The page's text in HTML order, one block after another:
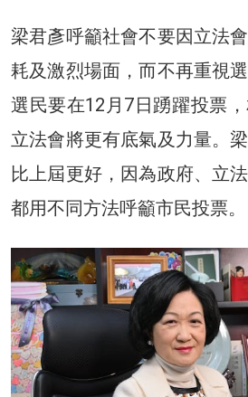
梁君彥呼籲社會不要因立法
耗及激烈場面，而不再重視
選民要在12月7日踴躍投票
立法會將更有底氣及力量。
比上屆更好，因為政府、立
都用不同方法呼籲市民投票。